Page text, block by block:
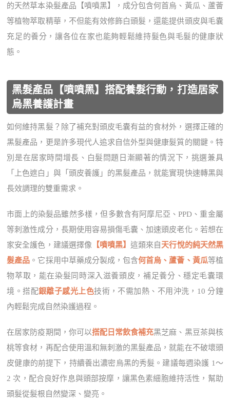
的天然草本染髮產品【噴噴黑】，成分包含何首烏、黃瓜、蘆薈
等植物萃取精華，不但能有效修飾白頭髮，還能提供頭皮與毛囊
充足的養分，讓各位在家也能夠輕鬆維持髮色與毛髮的健康狀
態。
黑髮產品【噴噴黑】搭配養髮行動，打造居家
烏黑養護計畫
如何維持黑髮？除了補充對頭皮毛囊有益的食材外，選擇正確的
黑髮產品，更是許多現代人追求自信外型與健康髮質的關鍵。特
別是在居家時間增長、白髮問題日漸顯著的情況下，挑選兼具
「上色遮白」與「頭皮養護」的黑髮產品，就能實現快速轉黑與
長效調理的雙重需求。
市面上的染髮品雖然多樣，但多數含有阿摩尼亞、PPD、重金屬
等刺激性成分，長期使用容易損傷毛囊、加速頭皮老化。若想在
家安全護色，建議選擇像 【噴噴黑】這類來自 天行悅的純天然黑
髮產品 。它採用中草藥成分製成，包含何首烏、蘆薈、黃瓜等植
物萃取，能在染髮同時深入滋養頭皮，補足養分、穩定毛囊環
境。搭配銀離子感光上色技術，不需加熱、不用沖洗，10 分鐘
內輕鬆完成自然染護過程。
在居家防疫期間，你可以搭配日常飲食補充黑芝麻、黑豆茶與核
桃等食材，再配合使用溫和無刺激的黑髮產品，就能在不破壞頭
皮健康的前提下，持續養出濃密烏黑的秀髮。建議每週染護 1～
2 次，配合良好作息與頭部按摩，讓黑色素細胞維持活性，幫助
頭髮從髮根自然變深、變亮。